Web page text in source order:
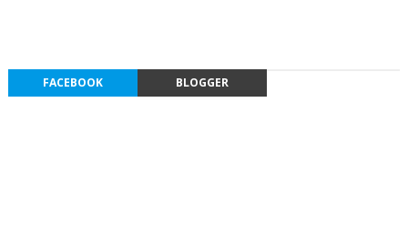
FACEBOOK BLOGGER